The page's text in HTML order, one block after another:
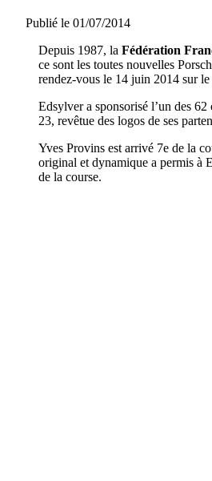
Publié le 01/07/2014
Depuis 1987, la Fédération
ce sont les toutes nouvelles
rendez-vous le 14 juin 2014 sur
Edsylver a sponsorisé l’un des
23, revêtue des logos de ses
Yves Provins est arrivé 7e de la
original et dynamique a permis à
de la course.